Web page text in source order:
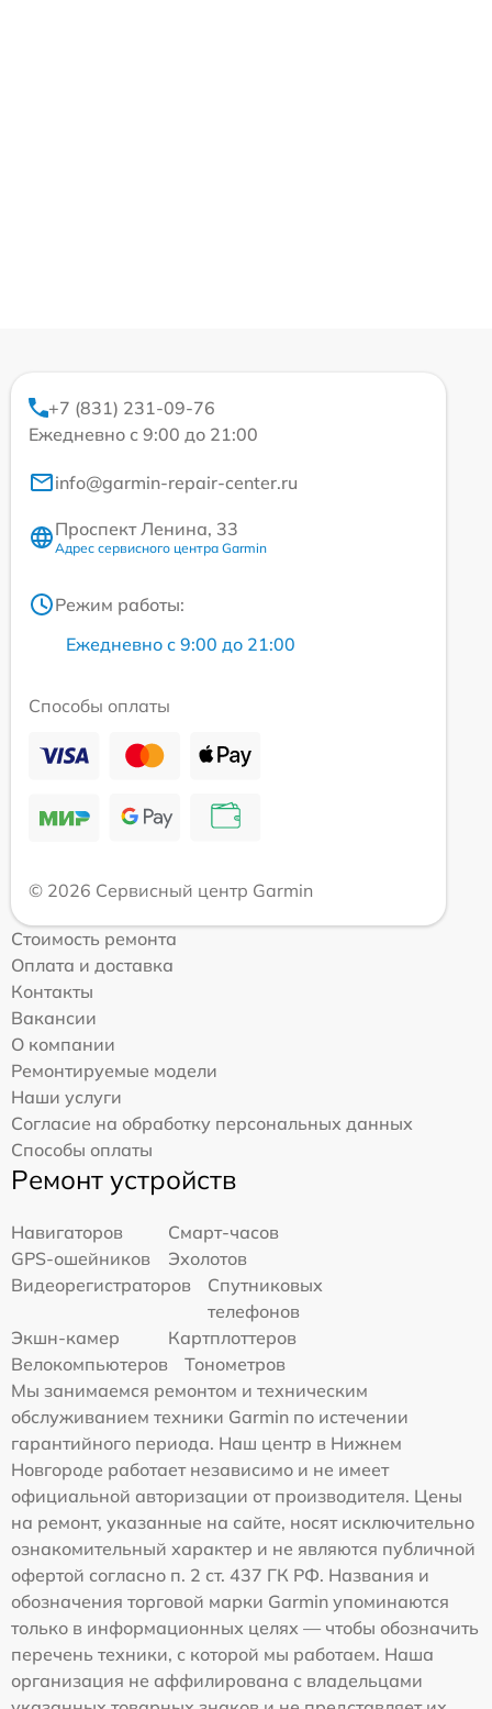
+7 (831) 231-09-76
Ежедневно с 9:00 до 21:00
info@garmin-repair-center.ru
Проспект Ленина, 33
Адрес сервисного центра Garmin
Режим работы:
Ежедневно с 9:00 до 21:00
Способы оплаты
© 2026 Сервисный центр Garmin
Стоимость ремонта
Оплата и доставка
Контакты
Вакансии
О компании
Ремонтируемые модели
Наши услуги
Согласие на обработку персональных данных
Способы оплаты
Ремонт устройств
Навигаторов
Смарт-часов
GPS-ошейников
Эхолотов
Видеорегистраторов
Спутниковых
телефонов
Экшн-камер
Картплоттеров
Велокомпьютеров
Тонометров
Мы занимаемся ремонтом и техническим
обслуживанием техники Garmin по истечении
гарантийного периода. Наш центр в Нижнем
Новгороде работает независимо и не имеет
официальной авторизации от производителя. Цены
на ремонт, указанные на сайте, носят исключительно
ознакомительный характер и не являются публичной
офертой согласно п. 2 ст. 437 ГК РФ. Названия и
обозначения торговой марки Garmin упоминаются
только в информационных целях — чтобы обозначить
перечень техники, с которой мы работаем. Наша
организация не аффилирована с владельцами